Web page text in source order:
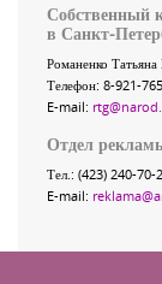
Собственный
в Санкт-
Романенко Татьяна
Телефон: 8-921-
E-mail:
Отдел
Тел.: (423) 240-70-
E-mail: